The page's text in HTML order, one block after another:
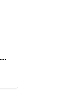
Accu handschoenen/Sokken 7,4V 2,2A